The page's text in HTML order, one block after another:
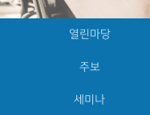
열린마당
주보
세미나